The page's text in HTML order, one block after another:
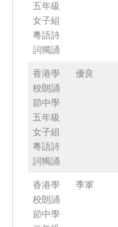
五年級
女子組
粵語詩
詞獨誦
香港學
校朗誦
節中學
五年級
女子組
粵語詩
詞獨誦
優良
香港學
校朗誦
節中學
季軍